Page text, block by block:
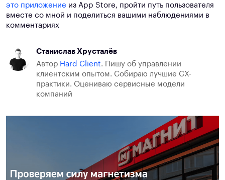
это приложение из App Store, пройти путь пользователя
вместе со мной и поделиться вашими наблюдениями в
комментариях
Станислав Хрусталёв
Автор Hard Client. Пишу об управлении
клиентским опытом. Собираю лучшие CX-
практики. Оцениваю сервисные модели
компаний